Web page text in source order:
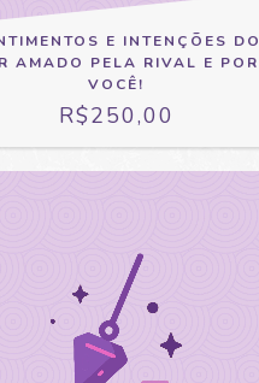
E INTENÇÕES DO
AMADO PELA RIVAL E POR
VOCÊ!
R$250,00